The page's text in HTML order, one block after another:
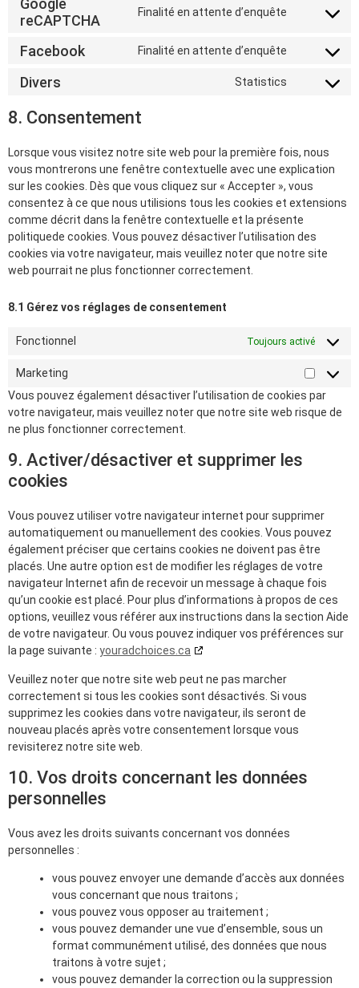
Google
reCAPTCHA
Finalité en attente d’enquête
Facebook Finalité en attente d’enquête
Divers Statistics
8. Consentement
Lorsque vous visitez notre site web pour la première fois, nous
vous montrerons une fenêtre contextuelle avec une explication
sur les cookies. Dès que vous cliquez sur « Accepter », vous
consentez à ce que nous utilisions tous les cookies et extensions
comme décrit dans la fenêtre contextuelle et la présente
politiquede cookies. Vous pouvez désactiver l’utilisation des
cookies via votre navigateur, mais veuillez noter que notre site
web pourrait ne plus fonctionner correctement.
8.1 Gérez vos réglages de consentement
Fonctionnel Toujours activé
Marketing
Vous pouvez également désactiver l’utilisation de cookies par
votre navigateur, mais veuillez noter que notre site web risque de
ne plus fonctionner correctement.
9. Activer/désactiver et supprimer les
cookies
Vous pouvez utiliser votre navigateur internet pour supprimer
automatiquement ou manuellement des cookies. Vous pouvez
également préciser que certains cookies ne doivent pas être
placés. Une autre option est de modifier les réglages de votre
navigateur Internet afin de recevoir un message à chaque fois
qu’un cookie est placé. Pour plus d’informations à propos de ces
options, veuillez vous référer aux instructions dans la section Aide
de votre navigateur. Ou vous pouvez indiquer vos préférences sur
la page suivante : youradchoices.ca
Veuillez noter que notre site web peut ne pas marcher
correctement si tous les cookies sont désactivés. Si vous
supprimez les cookies dans votre navigateur, ils seront de
nouveau placés après votre consentement lorsque vous
revisiterez notre site web.
10. Vos droits concernant les données
personnelles
Vous avez les droits suivants concernant vos données
personnelles :
vous pouvez envoyer une demande d’accès aux données
vous concernant que nous traitons ;
vous pouvez vous opposer au traitement ;
vous pouvez demander une vue d’ensemble, sous un
format communément utilisé, des données que nous
traitons à votre sujet ;
vous pouvez demander la correction ou la suppression